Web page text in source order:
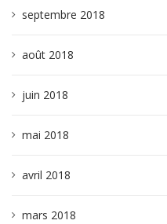
septembre 2018
août 2018
juin 2018
mai 2018
avril 2018
mars 2018